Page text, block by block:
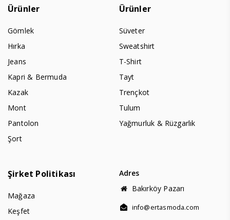
Ürünler
Gömlek
Hırka
Jeans
Kapri & Bermuda
Kazak
Mont
Pantolon
Şort
Ürünler
Süveter
Sweatshirt
T-Shirt
Tayt
Trençkot
Tulum
Yağmurluk & Rüzgarlık
Şirket Politikası
Mağaza
Keşfet
Adres
Bakırköy Pazarı
info@ertasmoda.com